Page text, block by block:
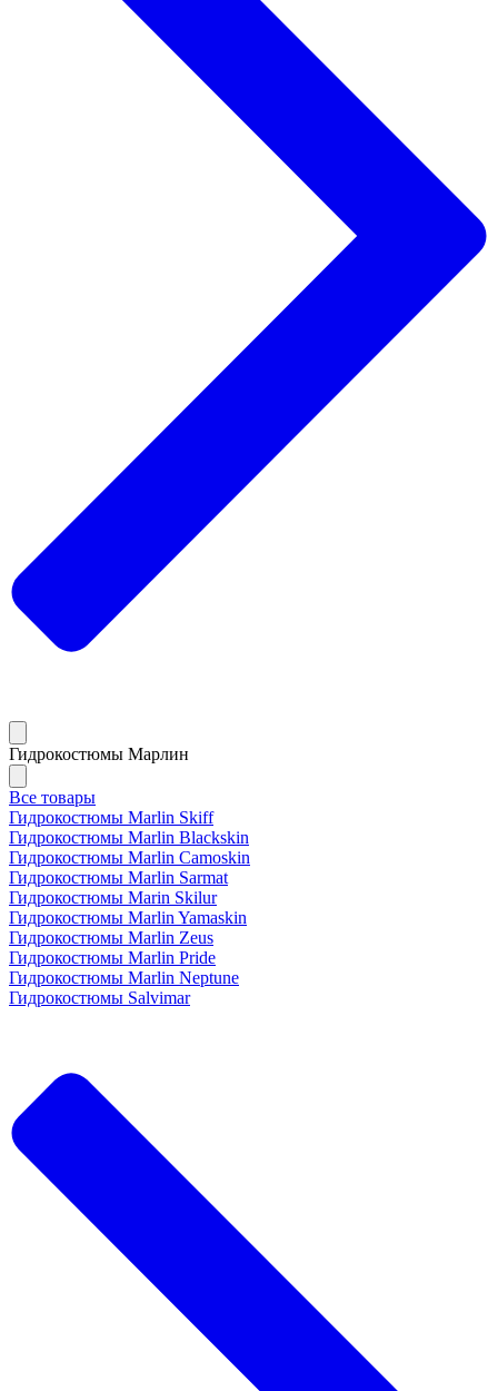
Гидрокостюмы Марлин
Все товары
Гидрокостюмы Marlin Skiff
Гидрокостюмы Marlin Blackskin
Гидрокостюмы Marlin Camoskin
Гидрокостюмы Marlin Sarmat
Гидрокостюмы Marin Skilur
Гидрокостюмы Marlin Yamaskin
Гидрокостюмы Marlin Zeus
Гидрокостюмы Marlin Pride
Гидрокостюмы Marlin Neptune
Гидрокостюмы Salvimar